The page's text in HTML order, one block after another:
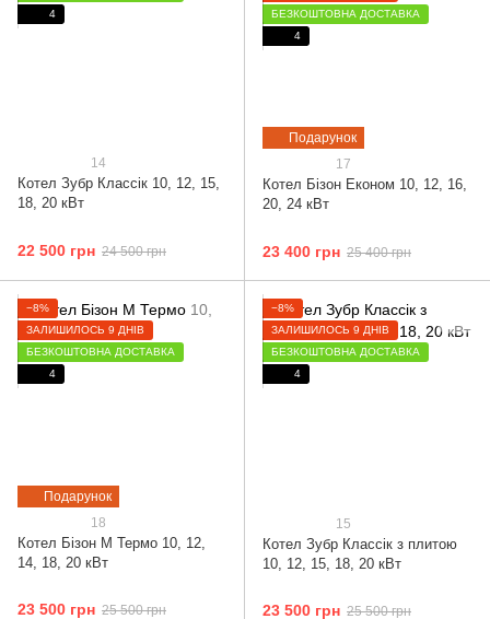
4
14
Котел Зубр Классік 10, 12, 15,
18, 20 кВт
22 500 грн 24 500 грн
Подарунок
БЕЗКОШТОВНА ДОСТАВКА
4
17
Котел Бізон Економ 10, 12, 16,
20, 24 кВт
23 400 грн 25 400 грн
Подарунок
−8%
ЗАЛИШИЛОСЬ 9 ДНІВ
БЕЗКОШТОВНА ДОСТАВКА
4
18
Котел Бізон М Термо 10, 12,
14, 18, 20 кВт
23 500 грн 25 500 грн
−8%
ЗАЛИШИЛОСЬ 9 ДНІВ
БЕЗКОШТОВНА ДОСТАВКА
4
15
Котел Зубр Классік з плитою
10, 12, 15, 18, 20 кВт
23 500 грн 25 500 грн